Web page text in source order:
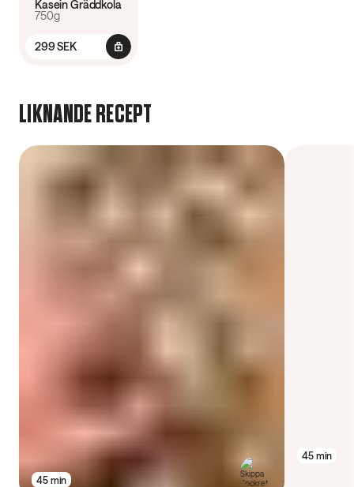
Kasein Gräddkola
750g
299 SEK
LIKNANDE RECEPT
45 min
45 min